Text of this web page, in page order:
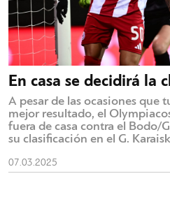
En casa se decidirá la
A pesar de las ocasiones que
mejor resultado, el
fuera de casa contra el Bodo/
su clasificación en el G.
07.03.2025